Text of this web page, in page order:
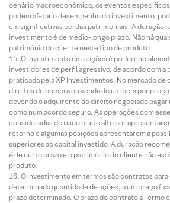
cenário macroeconômico, os eventos
podem afetar o desempenho do investimento,
em significativas perdas patrimoniais. A duração
investimento é de médio-longo prazo. Não há
patrimônio do cliente neste tipo de produto.
O investimento em opções é
investidores de perfil agressivo, de acordo com
praticada pela XP Investimentos. No mercado de
direitos de compra ou venda de um bem por
devendo o adquirente do direito negociado pagar
como num acordo seguro. As operações com
consideradas de risco muito alto por
retorno e algumas posições apresentarem a
superiores ao capital investido. A duração
é de curto prazo e o patrimônio do cliente não
produto.
O investimento em termos são contratos para
determinada quantidade de ações, a um preço
prazo determinado. O prazo do contrato a Termo